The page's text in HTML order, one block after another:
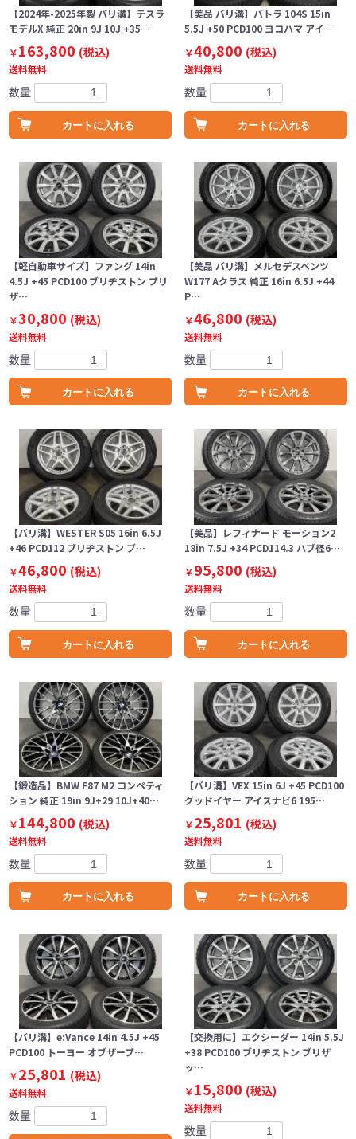
【2024年-2025年製 バリ溝】テスラ
モデルX 純正 20in 9J 10J +35…
￥163,800 (税込)
送料無料
数量
カートに入れる
【美品 バリ溝】バトラ 104S 15in
5.5J +50 PCD100 ヨコハマ アイ…
￥40,800 (税込)
送料無料
数量
カートに入れる
【軽自動車サイズ】ファング 14in
4.5J +45 PCD100 ブリヂストン ブリ
ザ…
￥30,800 (税込)
送料無料
数量
カートに入れる
【美品 バリ溝】メルセデスベンツ
W177 Aクラス 純正 16in 6.5J +44
P…
￥46,800 (税込)
送料無料
数量
カートに入れる
【バリ溝】WESTER S05 16in 6.5J
+46 PCD112 ブリヂストン ブ…
￥46,800 (税込)
送料無料
数量
カートに入れる
【美品】レフィナード モーション2
18in 7.5J +34 PCD114.3 ハブ径6…
￥95,800 (税込)
送料無料
数量
カートに入れる
【鍛造品】BMW F87 M2 コンペティ
ション 純正 19in 9J+29 10J+40…
￥144,800 (税込)
送料無料
数量
カートに入れる
【バリ溝】VEX 15in 6J +45 PCD100
グッドイヤー アイスナビ6 195…
￥25,801 (税込)
送料無料
数量
カートに入れる
【バリ溝】e:Vance 14in 4.5J +45
PCD100 トーヨー オブザーブ…
￥25,801 (税込)
送料無料
数量
【交換用に】エクシーダー 14in 5.5J
+38 PCD100 ブリヂストン ブリザ
ッ…
￥15,800 (税込)
送料無料
数量